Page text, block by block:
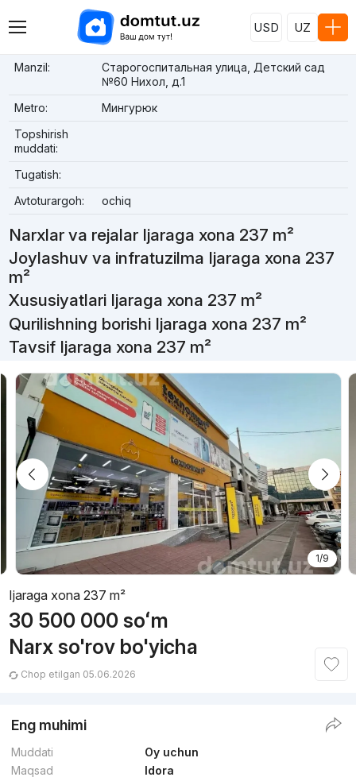
USD UZ
Manzil:
Старогоспитальная улица, Детский сад
№60 Нихол, д.1
Metro:
Мингурюк
Topshirish
muddati:
Tugatish:
Avtoturargoh:
ochiq
Narxlar va rejalar Ijaraga xona 237 m²
Joylashuv va infratuzilma Ijaraga xona 237
m²
Xususiyatlari Ijaraga xona 237 m²
Qurilishning borishi Ijaraga xona 237 m²
Tavsif Ijaraga xona 237 m²
1/9
Ijaraga xona 237 m²
30 500 000 soʻm
Narx so'rov bo'yicha
Chop etilgan 05.06.2026
Eng muhimi
Muddati
Oy uchun
Maqsad
Idora